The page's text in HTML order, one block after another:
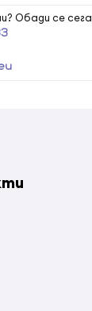
Обади се сега